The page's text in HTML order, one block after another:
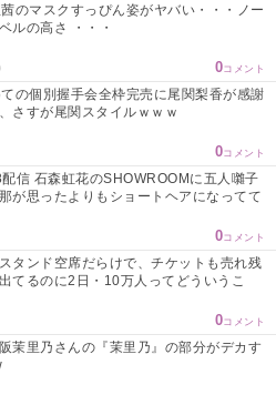
茜のマスクすっぴん姿がヤバい・・・ノー
ルの高さ ・・・
0コメント
ての個別握手会全枠完売に尾関梨香が感謝
さすが尾関スタイルｗｗｗ
0コメント
配信 石森虹花のSHOWROOMに五人囃子
が思ったよりもショートヘアになってて
0コメント
タンド空席だらけで、チケットも売れ残
てるのに2日・10万人ってどういうこ
0コメント
茉里乃さんの『茉里乃』の部分がデカす